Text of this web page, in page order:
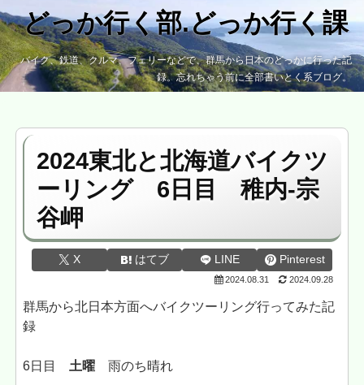
どっか行く部.どっか行く課
バイク、鉄道、クルマ、フェリーなどで、群馬から日本のどっかに行った記
録。忘れちゃう前に全部書いとく系ブログ。
2024東北と北海道バイクツ
ーリング 6日目 稚内-宗
谷岬
X はてブ LINE Pinterest
2024.08.31 2024.09.28
群馬から北日本方面へバイクツーリング行ってみた記
録
6日目 土曜 雨のち晴れ